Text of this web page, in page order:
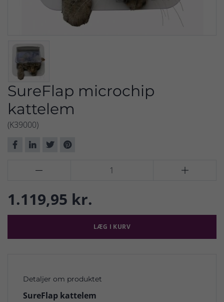
SureFlap microchip
kattelem
(K39000)
 
1.119,95 kr.
LÆG I KURV
Detaljer om produktet
SureFlap kattelem